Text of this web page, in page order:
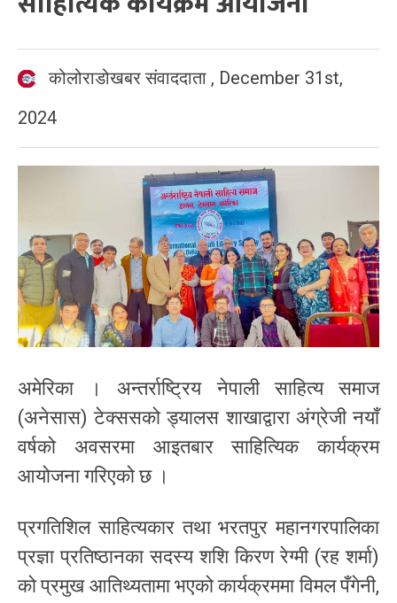
कोलोराडोखबर संवाददाता , December 31st,
2024
अमेरिका । अन्तर्राष्ट्रिय नेपाली साहित्य समाज
(अनेसास) टेक्ससको ड्यालस शाखाद्वारा अंग्रेजी नयाँ
वर्षको अवसरमा आइतबार साहित्यिक कार्यक्रम
आयोजना गरिएको छ ।
प्रगतिशिल साहित्यकार तथा भरतपुर महानगरपालिका
प्रज्ञा प्रतिष्ठानका सदस्य शशि किरण रेग्मी (रह शर्मा)
को प्रमुख आतिथ्यतामा भएको कार्यक्रममा विमल पँगेनी,